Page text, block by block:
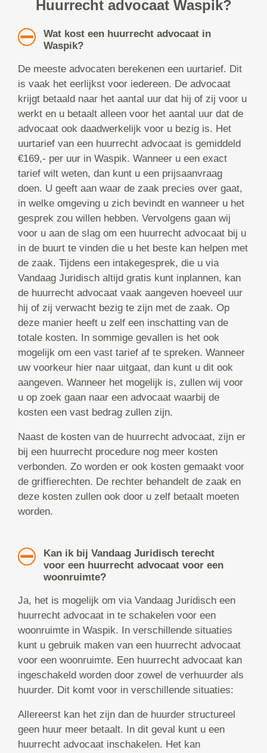
Huurrecht advocaat Waspik?
Wat kost een huurrecht advocaat in
Waspik?
De meeste advocaten berekenen een uurtarief. Dit
is vaak het eerlijkst voor iedereen. De advocaat
krijgt betaald naar het aantal uur dat hij of zij voor u
werkt en u betaalt alleen voor het aantal uur dat de
advocaat ook daadwerkelijk voor u bezig is. Het
uurtarief van een huurrecht advocaat is gemiddeld
€169,- per uur in Waspik. Wanneer u een exact
tarief wilt weten, dan kunt u een prijsaanvraag
doen. U geeft aan waar de zaak precies over gaat,
in welke omgeving u zich bevindt en wanneer u het
gesprek zou willen hebben. Vervolgens gaan wij
voor u aan de slag om een huurrecht advocaat bij u
in de buurt te vinden die u het beste kan helpen met
de zaak. Tijdens een intakegesprek, die u via
Vandaag Juridisch altijd gratis kunt inplannen, kan
de huurrecht advocaat vaak aangeven hoeveel uur
hij of zij verwacht bezig te zijn met de zaak. Op
deze manier heeft u zelf een inschatting van de
totale kosten. In sommige gevallen is het ook
mogelijk om een vast tarief af te spreken. Wanneer
uw voorkeur hier naar uitgaat, dan kunt u dit ook
aangeven. Wanneer het mogelijk is, zullen wij voor
u op zoek gaan naar een advocaat waarbij de
kosten een vast bedrag zullen zijn.
Naast de kosten van de huurrecht advocaat, zijn er
bij een huurrecht procedure nog meer kosten
verbonden. Zo worden er ook kosten gemaakt voor
de griffierechten. De rechter behandelt de zaak en
deze kosten zullen ook door u zelf betaalt moeten
worden.
Kan ik bij Vandaag Juridisch terecht
voor een huurrecht advocaat voor een
woonruimte?
Ja, het is mogelijk om via Vandaag Juridisch een
huurrecht advocaat in te schakelen voor een
woonruimte in Waspik. In verschillende situaties
kunt u gebruik maken van een huurrecht advocaat
voor een woonruimte. Een huurrecht advocaat kan
ingeschakeld worden door zowel de verhuurder als
huurder. Dit komt voor in verschillende situaties:
Allereerst kan het zijn dan de huurder structureel
geen huur meer betaalt. In dit geval kunt u een
huurrecht advocaat inschakelen. Het kan